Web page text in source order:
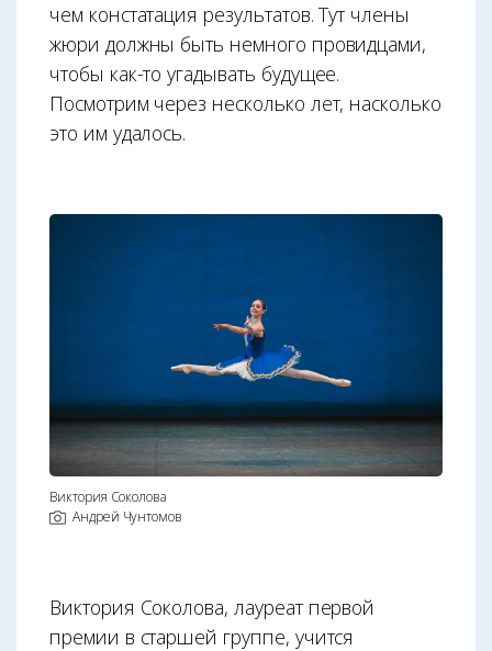
чем констатация результатов. Тут члены
жюри должны быть немного провидцами,
чтобы как-то угадывать будущее.
Посмотрим через несколько лет, насколько
это им удалось.
Виктория Соколова
Андрей Чунтомов
Виктория Соколова, лауреат первой
премии в старшей группе, учится